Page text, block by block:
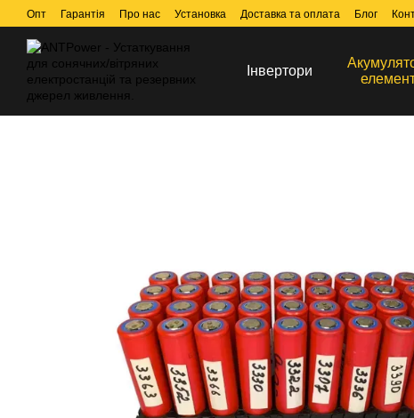
Перейти до основного контенту
Опт Гарантія Про нас Установка Доставка та оплата Блог
Інвертори